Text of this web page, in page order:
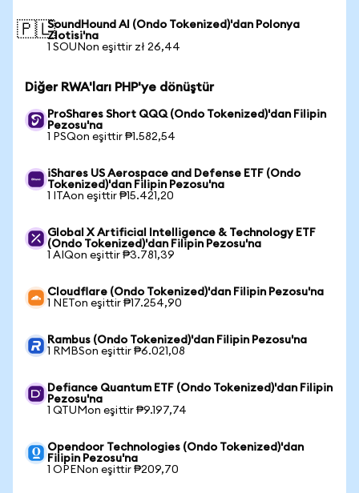
🇵🇱SoundHound AI (Ondo Tokenized)'dan Polonya
Zlotisi'na
1 SOUNon eşittir zł 26,44
Diğer RWA'ları PHP'ye dönüştür
ProShares Short QQQ (Ondo Tokenized)'dan Filipin
Pezosu'na
1 PSQon eşittir ₱1.582,54
iShares US Aerospace and Defense ETF (Ondo
Tokenized)'dan Filipin Pezosu'na
1 ITAon eşittir ₱15.421,20
Global X Artificial Intelligence & Technology ETF
(Ondo Tokenized)'dan Filipin Pezosu'na
1 AIQon eşittir ₱3.781,39
Cloudflare (Ondo Tokenized)'dan Filipin Pezosu'na
1 NETon eşittir ₱17.254,90
Rambus (Ondo Tokenized)'dan Filipin Pezosu'na
1 RMBSon eşittir ₱6.021,08
Defiance Quantum ETF (Ondo Tokenized)'dan Filipin
Pezosu'na
1 QTUMon eşittir ₱9.197,74
Opendoor Technologies (Ondo Tokenized)'dan
Filipin Pezosu'na
1 OPENon eşittir ₱209,70